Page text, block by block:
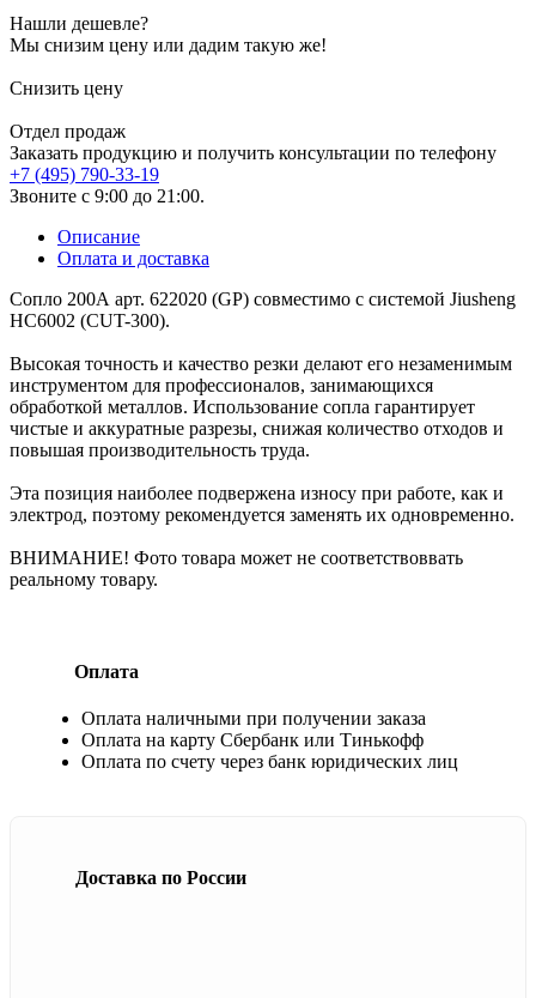
Нашли дешевле?
Мы снизим цену или дадим такую же!
Снизить цену
Отдел продаж
Заказать продукцию и получить консультации по телефону
+7 (495) 790-33-19
Звоните с 9:00 до 21:00.
Описание
Оплата и доставка
Сопло 200А арт. 622020 (GP) совместимо с системой Jiusheng
HC6002 (CUT-300).
Высокая точность и качество резки делают его незаменимым
инструментом для профессионалов, занимающихся
обработкой металлов. Использование сопла гарантирует
чистые и аккуратные разрезы, снижая количество отходов и
повышая производительность труда.
Эта позиция наиболее подвержена износу при работе, как и
электрод, поэтому рекомендуется заменять их одновременно.
ВНИМАНИЕ! Фото товара может не соответствоввать
реальному товару.
Оплата
Оплата наличными при получении заказа
Оплата на карту Сбербанк или Тинькофф
Оплата по счету через банк юридических лиц
Доставка по России